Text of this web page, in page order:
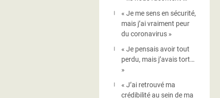
« Je me sens en sécurité,
mais j’ai vraiment peur
du coronavirus »
« Je pensais avoir tout
perdu, mais j’avais tort…
»
« J’ai retrouvé ma
crédibilité au sein de ma